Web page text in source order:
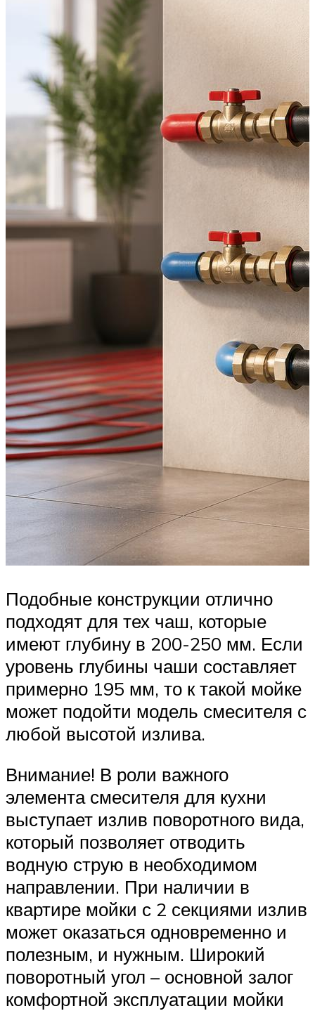
Подобные конструкции отлично
подходят для тех чаш, которые
имеют глубину в 200-250 мм. Если
уровень глубины чаши составляет
примерно 195 мм, то к такой мойке
может подойти модель смесителя с
любой высотой излива.
Внимание! В роли важного
элемента смесителя для кухни
выступает излив поворотного вида,
который позволяет отводить
водную струю в необходимом
направлении. При наличии в
квартире мойки с 2 секциями излив
может оказаться одновременно и
полезным, и нужным. Широкий
поворотный угол – основной залог
комфортной эксплуатации мойки